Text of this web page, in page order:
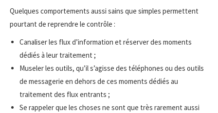
Quelques comportements aussi sains que simples permettent
pourtant de reprendre le contrôle :
Canaliser les flux d’information et réserver des moments
dédiés à leur traitement ;
Museler les outils, qu’il s’agisse des téléphones ou des outils
de messagerie en dehors de ces moments dédiés au
traitement des flux entrants ;
Se rappeler que les choses ne sont que très rarement aussi